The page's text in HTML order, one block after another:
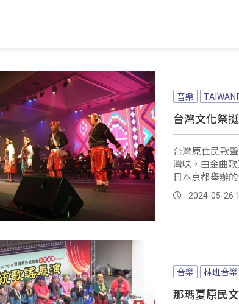
音樂
台灣文化祭
台灣原住民歌
灣味，由金曲
日本京都舉辦
章、金曲客語
樂，並與日本音
2024-05-26
音樂 林班音樂
那瑪夏原民